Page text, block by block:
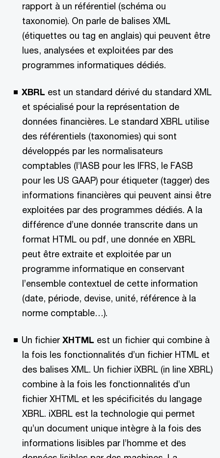
rapport à un référentiel (schéma ou
taxonomie). On parle de balises XML
(étiquettes ou tag en anglais) qui peuvent être
lues, analysées et exploitées par des
programmes informatiques dédiés.
XBRL est un standard dérivé du standard XML
et spécialisé pour la représentation de
données financières. Le standard XBRL utilise
des référentiels (taxonomies) qui sont
développés par les normalisateurs
comptables (l’IASB pour les IFRS, le FASB
pour les US GAAP) pour étiqueter (tagger) des
informations financières qui peuvent ainsi être
exploitées par des programmes dédiés. A la
différence d’une donnée transcrite dans un
format HTML ou pdf, une donnée en XBRL
peut être extraite et exploitée par un
programme informatique en conservant
l’ensemble contextuel de cette information
(date, période, devise, unité, référence à la
norme comptable…).
Un fichier XHTML est un fichier qui combine à
la fois les fonctionnalités d’un fichier HTML et
des balises XML. Un fichier iXBRL (in line XBRL)
combine à la fois les fonctionnalités d’un
fichier XHTML et les spécificités du langage
XBRL. iXBRL est la technologie qui permet
qu’un document unique intègre à la fois des
informations lisibles par l’homme et des